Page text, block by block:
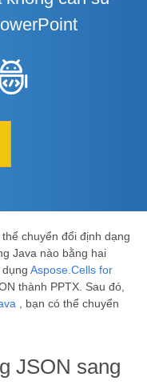
thể chuyển đổi định dạng
Java nào bằng hai
Aspose.Cells for
thành PPTX. Sau đó,
, bạn có thể chuyển
JSON sang